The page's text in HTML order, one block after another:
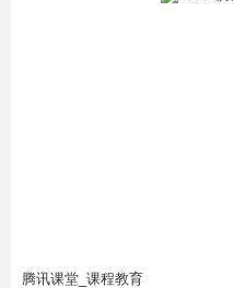
腾讯课堂_课程教育